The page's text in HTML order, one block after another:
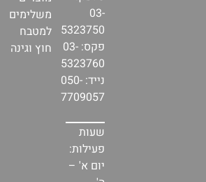
03-
5323750
פקס: 03-
5323760
נייד: 050-
7709057
שעות
פעילות:
יום א' –
משלימים
למטבח
חוץ וגינה